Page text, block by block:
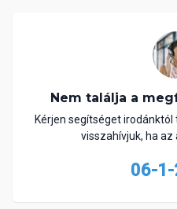
Nem találja a
Kérjen segítséget irodánktól
visszahívjuk, ha
06-